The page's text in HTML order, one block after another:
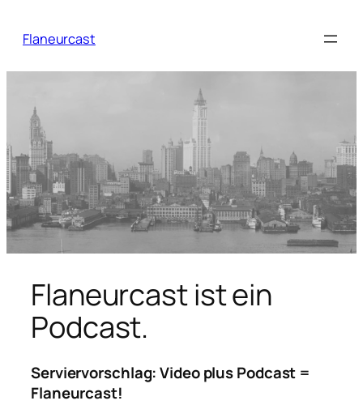
Inhalt
Flaneurcast
Flaneurcast ist ein
Podcast.
Serviervorschlag: Video plus Podcast =
Flaneurcast!